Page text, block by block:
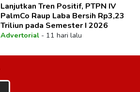
Lanjutkan Tren Positif, PTPN IV
PalmCo Raup Laba Bersih Rp3,23
Triliun pada Semester I 2026
Advertorial- 11 hari lalu